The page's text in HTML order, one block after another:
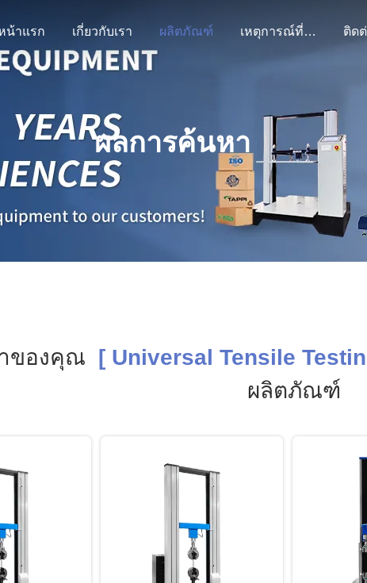
น้าแรก เกี่ยวกับเรา ผลิตภัณฑ์ เหตุการณ์ที่เกิดขึ้น ติด
ผลการค้นหา
ของคุณ [ Universal Tensile
ผลิตภัณฑ์